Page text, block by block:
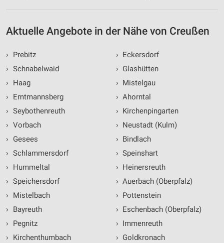
Aktuelle Angebote in der Nähe von Creußen
›
Prebitz
› Schnabelwaid
›
Haag
›
Emtmannsberg
› Seybothenreuth
› Vorbach
›
Gesees
› Schlammersdorf
›
Hummeltal
› Speichersdorf
›
Mistelbach
›
Bayreuth
›
Pegnitz
›
Kirchenthumbach
› Eckersdorf
› Glashütten
› Mistelgau
› Ahorntal
› Kirchenpingarten
› Neustadt (Kulm)
› Bindlach
› Speinshart
› Heinersreuth
› Auerbach (Oberpfalz)
› Pottenstein
› Eschenbach (Oberpfalz)
› Immenreuth
› Goldkronach